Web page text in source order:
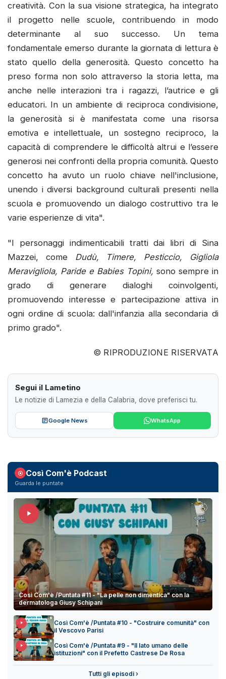
creatività. Con la sua visione strategica, ha integrato
il progetto nelle scuole, contribuendo in modo
determinante al suo successo. Un tema
fondamentale emerso durante la giornata di lettura è
stato quello della generosità. Questo concetto ha
preso forma non solo attraverso la storia letta, ma
anche nelle interazioni tra i ragazzi, l’autrice e gli
educatori. In un ambiente di reciproca condivisione,
la generosità si è manifestata come una risorsa
emotiva e intellettuale, un sostegno reciproco, la
capacità di comprendere le difficoltà altrui e l’essere
generosi nei confronti della propria comunità. Questo
concetto ha avuto un ruolo chiave nell'inclusione,
unendo i diversi background culturali presenti nella
scuola e promuovendo un dialogo costruttivo tra le
varie esperienze di vita".
"I personaggi indimenticabili tratti dai libri di Sina
Mazzei, come Dudù, Timere, Pesticcio, Gigliola
Meravigliola, Paride e Babies Topini, sono sempre in
grado di generare dialoghi coinvolgenti,
promuovendo interesse e partecipazione attiva in
ogni ordine di scuola: dall'infanzia alla secondaria di
primo grado".
© RIPRODUZIONE RISERVATA
Segui il Lametino
Le notizie di Lamezia e della Calabria, dove preferisci tu.
Google News WhatsApp
Così Com'è Podcast
Guarda le puntate
Così Com'è /Puntata #11 - "La pelle non dimentica" con la
dermatologa Giusy Schipani
Così Com'è /Puntata #10 - "Costruire comunità" con
il Vescovo Parisi
Così Com'è /Puntata #9 - "Il lato umano delle
istituzioni" con il Prefetto Castrese De Rosa
Tutti gli episodi ›